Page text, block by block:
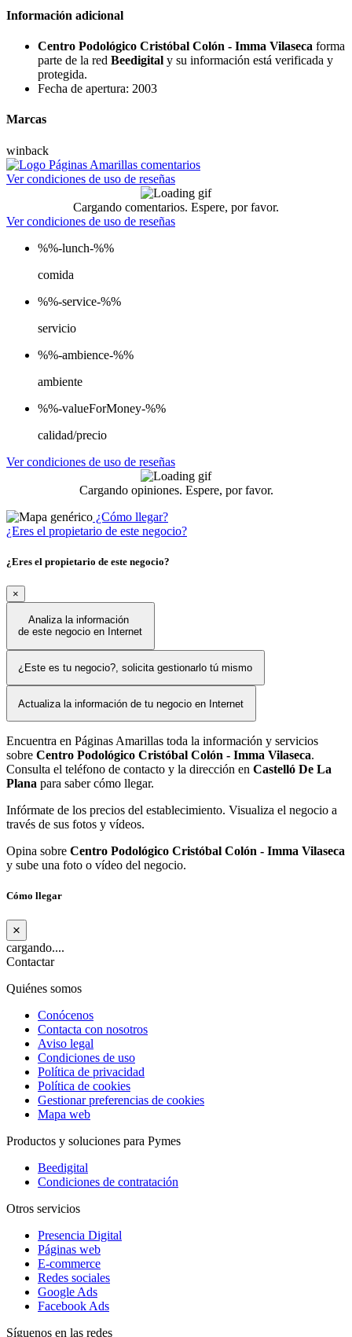
Información adicional
Centro Podológico Cristóbal Colón - Imma Vilaseca forma
parte de la red Beedigital y su información está verificada y
protegida.
Fecha de apertura: 2003
Marcas
winback
Ver condiciones de uso de reseñas
Cargando comentarios. Espere, por favor.
Ver condiciones de uso de reseñas
%%-lunch-%%
comida
%%-service-%%
servicio
%%-ambience-%%
ambiente
%%-valueForMoney-%%
calidad/precio
Ver condiciones de uso de reseñas
Cargando opiniones. Espere, por favor.
¿Cómo llegar?
¿Eres el propietario de este negocio?
¿Eres el propietario de este negocio?
×
Analiza la información
de este negocio en Internet
¿Este es tu negocio?, solicita gestionarlo tú mismo
Actualiza la información de tu negocio en Internet
Encuentra en Páginas Amarillas toda la información y servicios
sobre Centro Podológico Cristóbal Colón - Imma Vilaseca.
Consulta el teléfono de contacto y la dirección en Castelló De La
Plana para saber cómo llegar.
Infórmate de los precios del establecimiento. Visualiza el negocio a
través de sus fotos y vídeos.
Opina sobre Centro Podológico Cristóbal Colón - Imma Vilaseca
y sube una foto o vídeo del negocio.
Cómo llegar
×
cargando....
Contactar
Quiénes somos
Conócenos
Contacta con nosotros
Aviso legal
Condiciones de uso
Política de privacidad
Política de cookies
Gestionar preferencias de cookies
Mapa web
Productos y soluciones para Pymes
Beedigital
Condiciones de contratación
Otros servicios
Presencia Digital
Páginas web
E-commerce
Redes sociales
Google Ads
Facebook Ads
Síguenos en las redes